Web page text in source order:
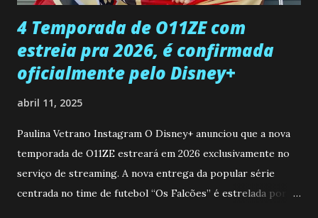
...
4 Temporada de O11ZE com
estreia pra 2026, é confirmada
oficialmente pelo Disney+
abril 11, 2025
Paulina Vetrano Instagram O Disney+ anunciou que a nova
temporada de O11ZE estreará em 2026 exclusivamente no
serviço de streaming. A nova entrega da popular série
centrada no time de futebol “Os Falcões” é estrelada por